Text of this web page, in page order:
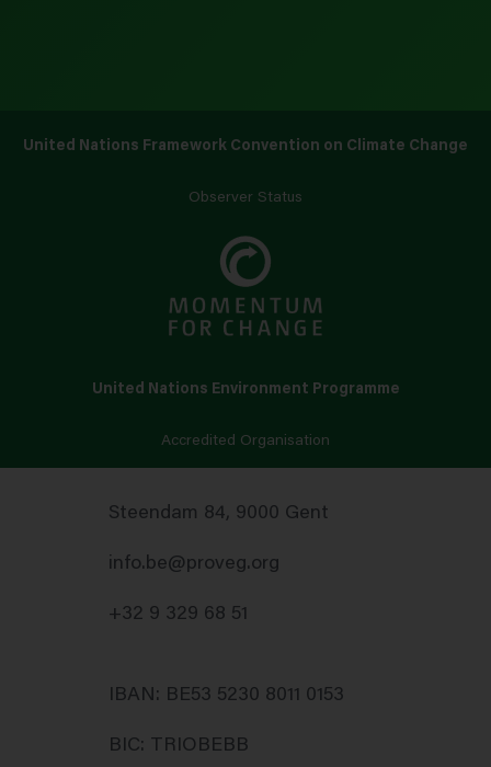
United Nations Framework Convention on Climate Change
Observer Status
United Nations Environment Programme
Accredited Organisation
Steendam 84, 9000 Gent
info.be@proveg.org
+32 9 329 68 51
IBAN: BE53 5230 8011 0153
BIC: TRIOBEBB